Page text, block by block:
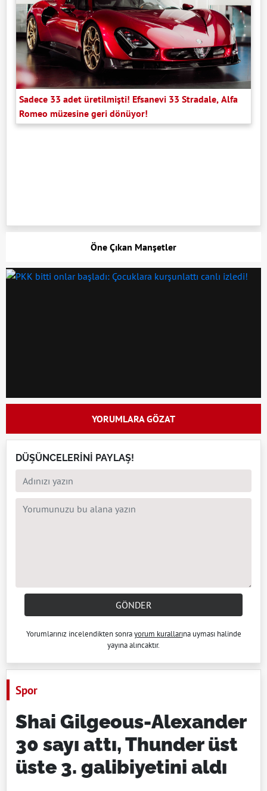
Sadece 33 adet üretilmişti! Efsanevi 33 Stradale, Alfa
Romeo müzesine geri dönüyor!
Öne Çıkan Manşetler
YORUMLARA GÖZAT
DÜŞÜNCELERİNİ PAYLAŞ!
GÖNDER
Yorumlarınız incelendikten sonrayorum kurallarına uyması halinde
yayına alıncaktır.
Spor
Shai Gilgeous-Alexander
30 sayı attı, Thunder üst
üste 3. galibiyetini aldı